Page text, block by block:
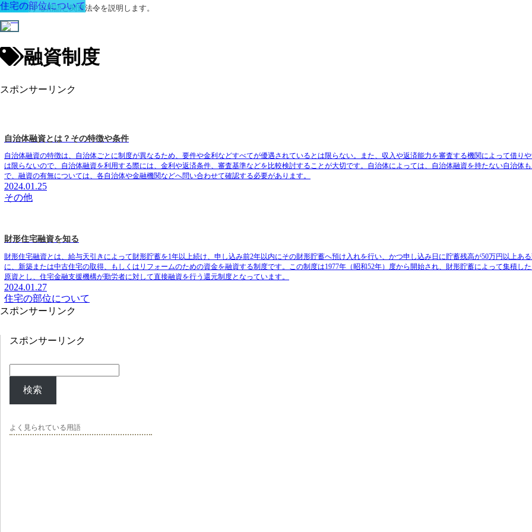
建築に関する用語と関連法令を説明します。
融資制度
スポンサーリンク
その他
自治体融資とは？その特徴や条件
自治体融資の特徴は、自治体ごとに制度が異なるため、要件や金利などすべてが優遇されているとは限らない。また、収入や返済能力を審査する機関によって借り
は限らないので、自治体融資を利用する際には、金利や返済条件、審査基準などを比較検討することが大切です。自治体によっては、自治体融資を持たない自治体
で、融資の有無については、各自治体や金融機関などへ問い合わせて確認する必要があります。
2024.01.25
その他
住宅の部位について
財形住宅融資を知る
財形住宅融資とは、 給与天引きによって財形貯蓄を1年以上続け、申し込み前2年以内にその財形貯蓄へ預け入れを行い、かつ申し込み日に貯蓄残高が50万円以上あ
に、新築または中古住宅の取得、もしくはリフォームのための資金を融資する制度です。この制度は1977年（昭和52年）度から開始され、財形貯蓄によって集積し
原資とし、住宅金融支援機構が勤労者に対して直接融資を行う還元制度となっています。
2024.01.27
住宅の部位について
スポンサーリンク
スポンサーリンク
検索
よく見られている用語